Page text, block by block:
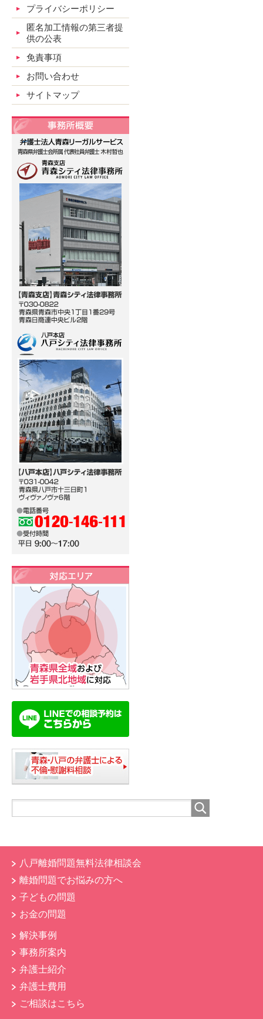
プライバシーポリシー
匿名加工情報の第三者提
供の公表
免責事項
お問い合わせ
サイトマップ
八戸離婚問題無料法律相談会
離婚問題でお悩みの方へ
子どもの問題
お金の問題
解決事例
事務所案内
弁護士紹介
弁護士費用
ご相談はこちら